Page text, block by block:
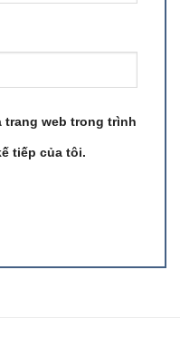
trang web trong trình
tiếp của tôi.